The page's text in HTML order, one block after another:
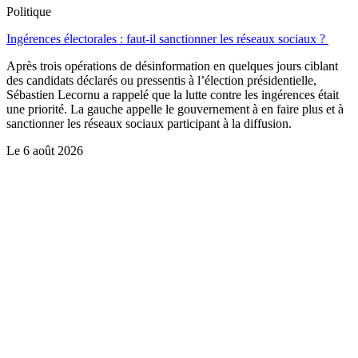
Politique
Ingérences électorales : faut-il sanctionner les réseaux sociaux ?
Après trois opérations de désinformation en quelques jours ciblant
des candidats déclarés ou pressentis à l’élection présidentielle,
Sébastien Lecornu a rappelé que la lutte contre les ingérences était
une priorité. La gauche appelle le gouvernement à en faire plus et à
sanctionner les réseaux sociaux participant à la diffusion.
Le 6 août 2026